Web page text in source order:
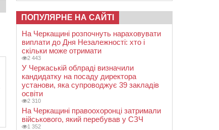
ПОПУЛЯРНЕ НА САЙТІ
На Черкащині розпочнуть нараховувати
виплати до Дня Незалежності: хто і
скільки може отримати
2 443
У Черкаській облраді визначили
кандидатку на посаду директора
установи, яка супроводжує 39 закладів
освіти
2 310
На Черкащині правоохоронці затримали
військового, який перебував у СЗЧ
1 352